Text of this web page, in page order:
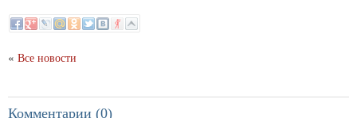
« Все новости
Комментарии (0)